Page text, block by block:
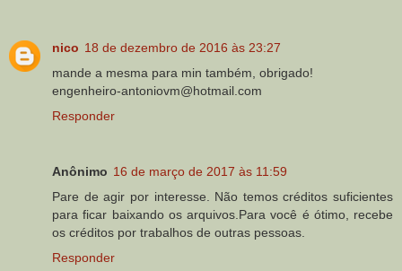
nico 18 de dezembro de 2016 às 23:27
mande a mesma para min também, obrigado!
engenheiro-antoniovm@hotmail.com
Responder
Anônimo 16 de março de 2017 às 11:59
Pare de agir por interesse. Não temos créditos suficientes
para ficar baixando os arquivos.Para você é ótimo, recebe
os créditos por trabalhos de outras pessoas.
Responder